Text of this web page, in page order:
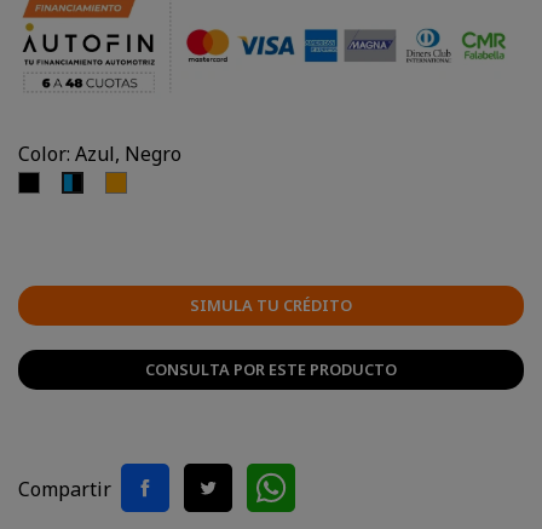
Color: Azul, Negro
SIMULA TU CRÉDITO
CONSULTA POR ESTE PRODUCTO
Compartir